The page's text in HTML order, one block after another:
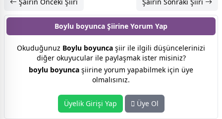
Boylu boyunca Şiirine Yorum Yap
Okuduğunuz Boylu boyunca şiir ile ilgili düşüncelerinizi
diğer okuyucular ile paylaşmak ister misiniz?
boylu boyunca şiirine yorum yapabilmek için üye
olmalısınız.
Üyelik Girişi Yap Üye Ol